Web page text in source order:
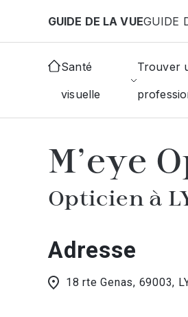
GUIDE DE LA VUEGUIDE
Santé
visuelle
Trouver
Accueil Choisir mon
M'eye
Opticien à
Adresse
18 rte Genas, 69003,